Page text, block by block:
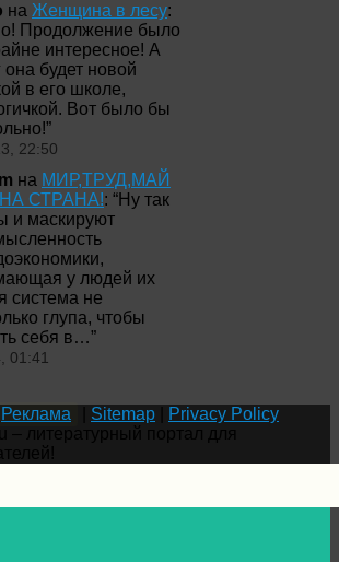
на Женщина в лесу:
Продолжение было
интересное! А
она будет новой
в его школе,
Вот было бы
”
22:50
на МИР,ТРУД,МАЙ
СТРАНА!: “Ну так
и маскируют
у людей их
система не
глупа, чтобы
себя в…”
01:41
Реклама Sitemap
Privacy Policy